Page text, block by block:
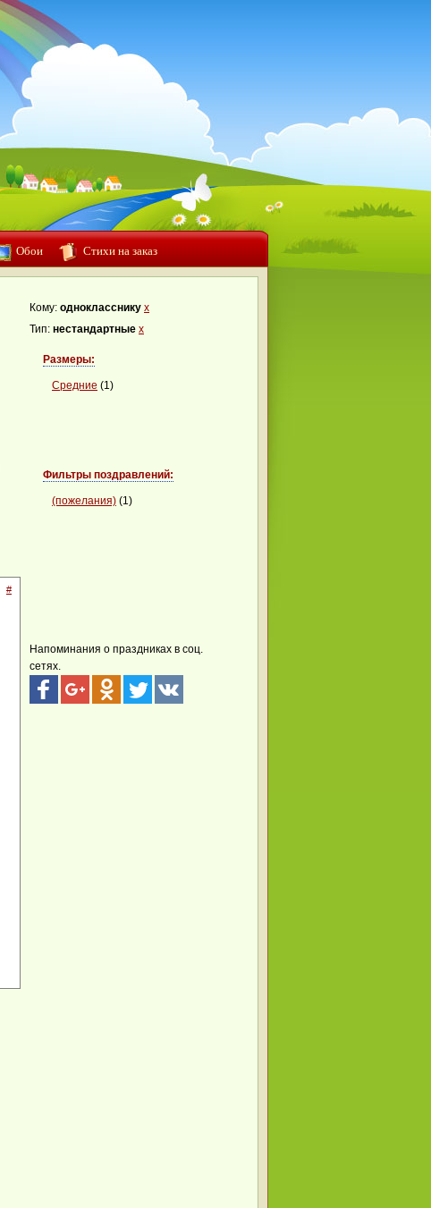
Обои Стихи на заказ
#
Кому: однокласснику x
Тип: нестандартные x
Размеры:
Средние (1)
Фильтры поздравлений:
(пожелания) (1)
Напоминания о праздниках в соц.
сетях.